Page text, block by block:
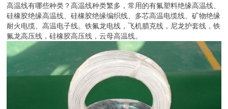
高温线有哪些种类？高温线种类繁多，常用的有氟塑料绝缘高温线、
硅橡胶绝缘高温线、硅橡胶绝缘编织线、多芯高温电缆线、矿物绝缘
耐火电缆、高温电子线。铁氟龙电线，飞机腊克线，尼龙护套线，铁
氟龙高压线，硅橡胶高压线，云母高温线。